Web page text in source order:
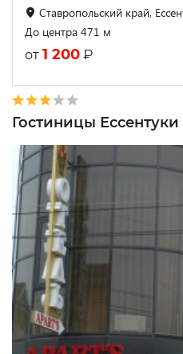
Ставропольский край,
До центра 471 м
от 1 200 ₽
Гостиницы Ессентуки